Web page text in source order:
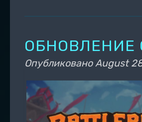
ОБНОВЛЕНИЕ
ОпубликованоAugust